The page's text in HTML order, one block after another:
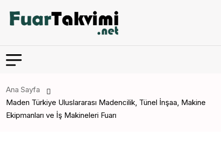
Ana Sayfa
Maden Türkiye Uluslararası Madencilik, Tünel İnşaa, Makine
Ekipmanları ve İş Makineleri Fuarı